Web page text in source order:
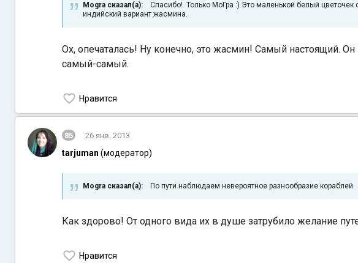
Mogra сказал(а): Спасибо! Только МоГра :) Это маленькой белый
индийский вариант жасмина.
Ох, опечаталась! Ну конечно, это жасмин! Самый настоящий.
самый-самый.
Нравится
85 26 янв. 2013
tarjuman (модератор)
Mogra сказал(а): По пути наблюдаем невероятное разнообразие кораблей.
Как здорово! От одного вида их в душе затрубило желание
Нравится